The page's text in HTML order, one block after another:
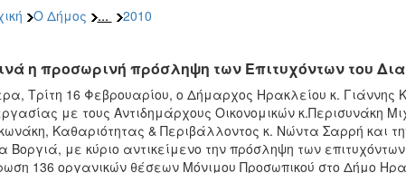
Ο Δήμος ... 2010
η προσωρινή πρόσληψη των Επιτυχόντων του
Τρίτη 16 Φεβρουαρίου, ο Δήμαρχος Ηρακλείου κ. Γιάννης
με τους Αντιδημάρχους Οικονομικών κ.Περισυνάκη
Καθαριότητας & Περιβάλλοντος κ. Νώντα Σαρρή και
Βοργιά, με κύριο αντικείμενο την πρόσληψη των
136 οργανικών θέσεων Μόνιμου Προσωπικού στο Δήμο